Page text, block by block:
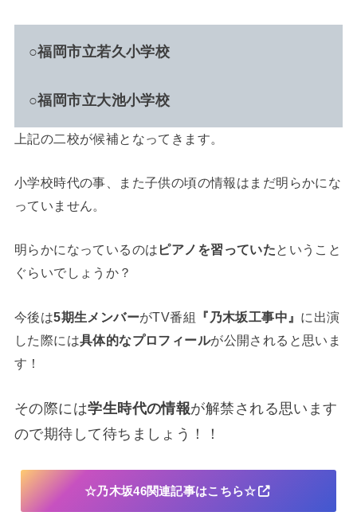
○福岡市立若久小学校
○福岡市立大池小学校
上記の二校が候補となってきます。
小学校時代の事、また子供の頃の情報はまだ明らかにな
っていません。
明らかになっているのは ピアノを習っていたということ
ぐらいでしょうか？
今後は5期生メンバーがTV番組 『乃木坂工事中』 に出演
した際には具体的なプロフィールが公開されると思いま
す！
その際には学生時代の情報が解禁される思います
ので期待して待ちましょう！！
☆乃木坂46関連記事はこちら☆